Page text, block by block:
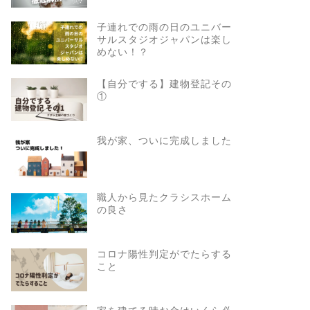
子連れでの雨の日のユニバー
サルスタジオジャパンは楽し
めない！？
【自分でする】建物登記その
①
我が家、ついに完成しました
職人から見たクラシスホーム
の良さ
コロナ陽性判定がでたらする
こと